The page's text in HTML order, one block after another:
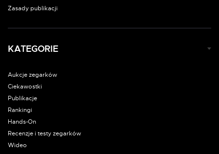
Zasady publikacji
KATEGORIE
Aukcje zegarków
Ciekawostki
Publikacje
Rankingi
Hands-On
Recenzje i testy zegarków
Wideo